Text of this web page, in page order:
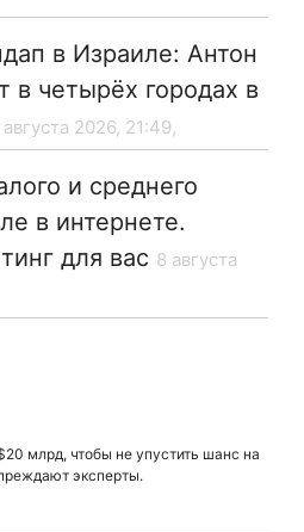
в Израиле: Антон
в четырёх городах в
августа 2026, 21:49,
и среднего
в интернете.
для вас 8 августа
млрд, чтобы не упустить шанс на
эксперты.